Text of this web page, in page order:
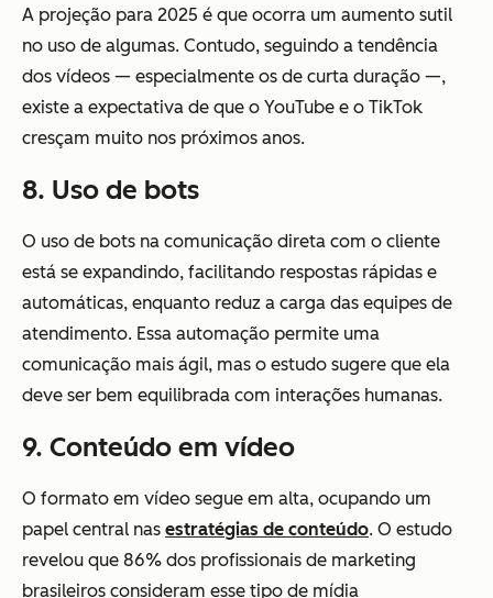
A projeção para 2025 é que ocorra um aumento sutil
no uso de algumas. Contudo, seguindo a tendência
dos vídeos — especialmente os de curta duração —,
existe a expectativa de que o YouTube e o TikTok
cresçam muito nos próximos anos.
8. Uso de bots
O uso de bots na comunicação direta com o cliente
está se expandindo, facilitando respostas rápidas e
automáticas, enquanto reduz a carga das equipes de
atendimento. Essa automação permite uma
comunicação mais ágil, mas o estudo sugere que ela
deve ser bem equilibrada com interações humanas.
9. Conteúdo em vídeo
O formato em vídeo segue em alta, ocupando um
papel central nas estratégias de conteúdo. O estudo
revelou que 86% dos profissionais de marketing
brasileiros consideram esse tipo de mídia